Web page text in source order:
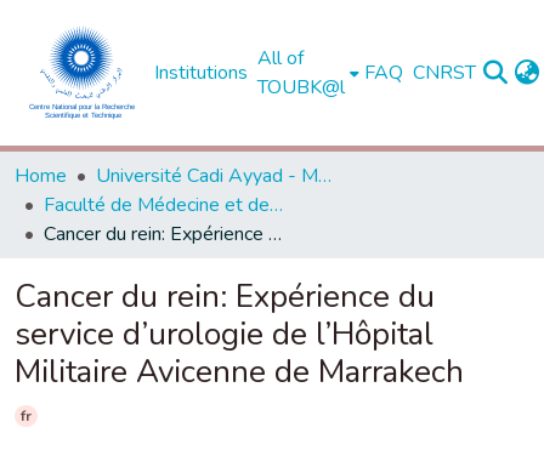
Institutions
All of
TOUBK@l
FAQ CNRST
Home
Université Cadi Ayyad - Marrakech
Faculté de Médecine et de Pharmacie - Marrakech
Cancer du rein: Expérience du service d’urologie de l’Hôpital Militaire Avicenne de Marrakech
Cancer du rein: Expérience du
service d’urologie de l’Hôpital
Militaire Avicenne de Marrakech
fr